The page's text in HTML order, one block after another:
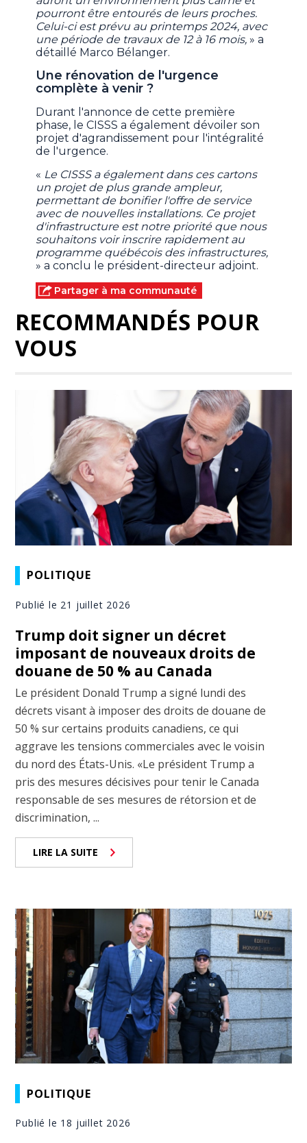
pourront être entourés de leurs proches.
Celui-ci est prévu au printemps 2024, avec
une période de travaux de 12 à 16 mois, » a
détaillé Marco Bélanger.
Une rénovation de l'urgence
complète à venir ?
Durant l'annonce de cette première
phase, le CISSS a également dévoiler son
projet d'agrandissement pour l'intégralité
de l'urgence.
« Le CISSS a également dans ces cartons
un projet de plus grande ampleur,
permettant de bonifier l'offre de service
avec de nouvelles installations. Ce projet
d'infrastructure est notre priorité que nous
souhaitons voir inscrire rapidement au
programme québécois des infrastructures,
» a conclu le président-directeur adjoint.
Partager à ma communauté
RECOMMANDÉS POUR
VOUS
POLITIQUE
Publié le 21 juillet 2026
Trump doit signer un décret
imposant de nouveaux droits de
douane de 50 % au Canada
Le président Donald Trump a signé lundi des
décrets visant à imposer des droits de douane de
50 % sur certains produits canadiens, ce qui
aggrave les tensions commerciales avec le voisin
du nord des États-Unis. «Le président Trump a
pris des mesures décisives pour tenir le Canada
responsable de ses mesures de rétorsion et de
discrimination, ...
LIRE LA SUITE
POLITIQUE
Publié le 18 juillet 2026